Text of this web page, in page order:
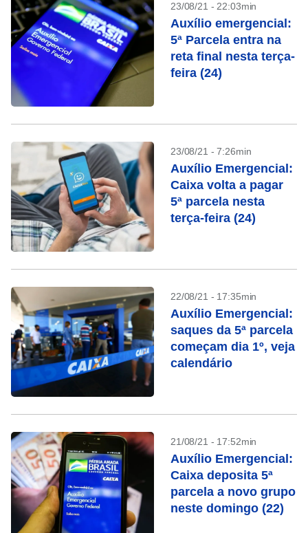
23/08/21 - 22:03min
Auxílio emergencial:
5ª Parcela entra na
reta final nesta terça-
feira (24)
23/08/21 - 7:26min
Auxílio Emergencial:
Caixa volta a pagar
5ª parcela nesta
terça-feira (24)
22/08/21 - 17:35min
Auxílio Emergencial:
saques da 5ª parcela
começam dia 1º, veja
calendário
21/08/21 - 17:52min
Auxílio Emergencial:
Caixa deposita 5ª
parcela a novo grupo
neste domingo (22)